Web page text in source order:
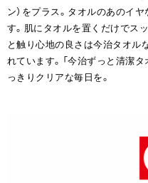
ン）をプラス。タオルのあのイ
す。肌にタオルを置くだけでス
と触り心地の良さは今治タオル
れています。「今治ずっと清潔タ
っきりクリアな毎日を。